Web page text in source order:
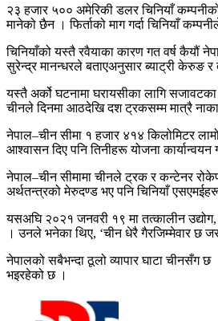
२३ हजार ५०० अमेरिकी डलर चिनियाँ
मानेको छैन । फिर्ताको माग गर्दा चिनियाँ
चिनियाँको यस्तै रवैयाका कारण गत वर्ष कैयौं
सुरेन्द्र मानन्धरले बताएअनुसार ब्याट्री केरुङ
यस्तै अर्को घटनामा घरायसीका लागि
चीनले दिनमा आठदेखि दश ट्रकसम्म मात्रै
नेपाल–चीन सीमा १ हजार ४१४ किलोमिटर
आश्वासन दिए पनि तिनीहरू योजना
नेपाल–चीन सीमामा चीनले ट्रक र कन्टेनर
अर्थतन्त्रको मेरुदण्ड भए पनि चिनियाँ
यसअघि २०२१ जनवरी १९ मा तत्कालीन
। उनले भनेका थिए, ‘चीन धेरै गैरजिम्मेवार छ
नेपालको सबैभन्दा ठूलो व्यापार घाटा चीनसँग
भइरहेको छ ।